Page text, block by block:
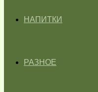
НАПИТКИ
РАЗНОЕ